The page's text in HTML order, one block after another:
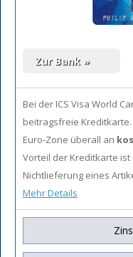
Bei der ICS Visa World
beitragsfreie
Euro-Zone überall an
Vorteil der Kreditkarte ist
Nichtlieferung eines
Mehr Details